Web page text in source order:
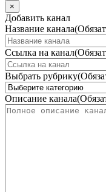
×
Добавить канал
Название канала
Ссылка на канал
Выбрать рубрику
Описание канала